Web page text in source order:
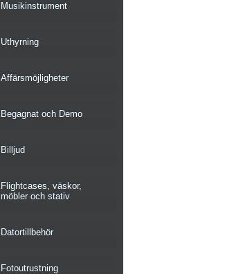
Musikinstrument
Uthyrning
Affärsmöjligheter
Begagnat och Demo
Billjud
Flightcases, väskor,
möbler och stativ
Datortillbehör
Fotoutrustning